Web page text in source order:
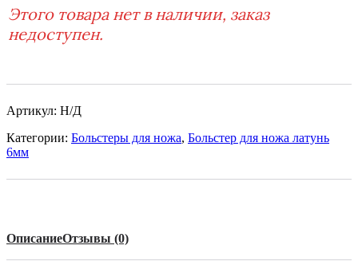
Этого товара нет в наличии, заказ
недоступен.
Артикул: Н/Д
Категории: Больстеры для ножа, Больстер для ножа латунь
6мм
ОписаниеОтзывы (0)